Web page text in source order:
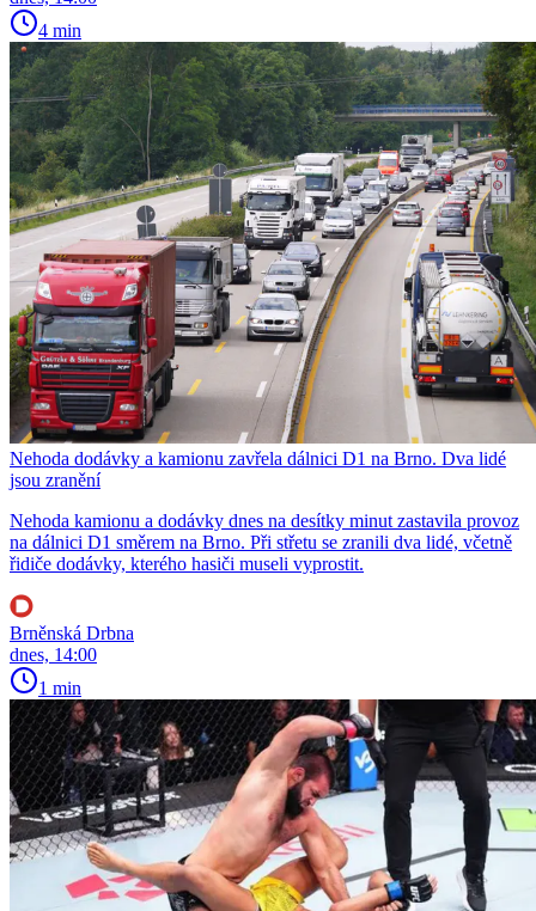
4 min
Nehoda dodávky a kamionu zavřela dálnici D1 na Brno. Dva lidé
jsou zranění
Nehoda kamionu a dodávky dnes na desítky minut zastavila provoz
na dálnici D1 směrem na Brno. Při střetu se zranili dva lidé, včetně
řidiče dodávky, kterého hasiči museli vyprostit.
Brněnská Drbna
dnes, 14:00
1 min